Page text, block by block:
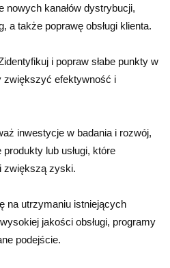
nowych kanałów dystrybucji,
a także poprawę obsługi klienta.
i popraw słabe punkty w
zwiększyć efektywność i
inwestycje w badania i rozwój,
lub usługi, które
zwiększą zyski.
na utrzymaniu istniejących
jakości obsługi, programy
podejście.